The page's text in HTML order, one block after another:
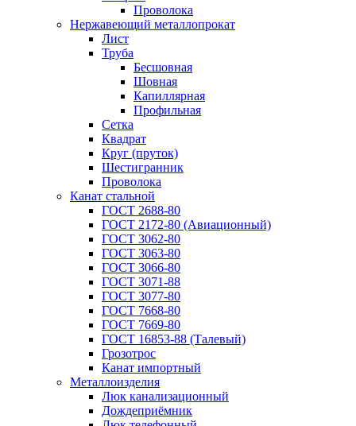
Проволока
Нержавеющий металлопрокат
Лист
Труба
Бесшовная
Шовная
Капиллярная
Профильная
Сетка
Квадрат
Круг (пруток)
Шестигранник
Проволока
Канат стальной
ГОСТ 2688-80
ГОСТ 2172-80 (Авиационный)
ГОСТ 3062-80
ГОСТ 3063-80
ГОСТ 3066-80
ГОСТ 3071-88
ГОСТ 3077-80
ГОСТ 7668-80
ГОСТ 7669-80
ГОСТ 16853-88 (Талевый)
Грозотрос
Канат импортный
Металлоизделия
Люк канализационный
Дождеприёмник